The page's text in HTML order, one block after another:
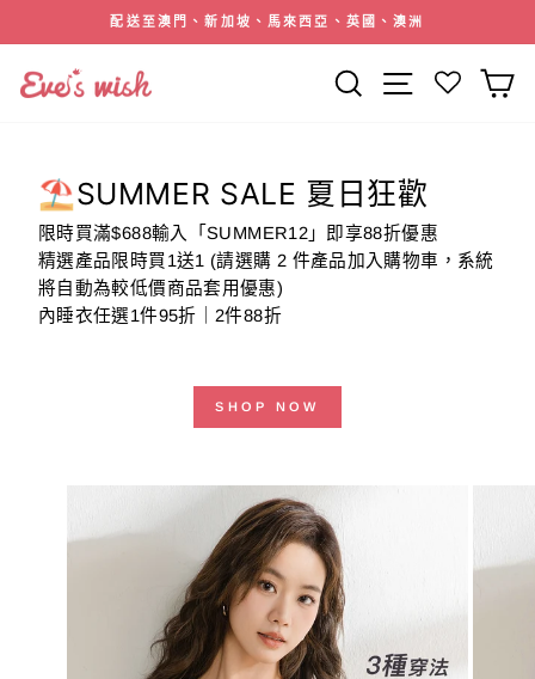
暫
註冊會員即送2000積分(價值HK＄20)
搜索 網站導航
⛱️SUMMER SALE 夏日狂歡
限時買滿$688輸入「SUMMER12」即享88折優惠
精選產品限時買1送1 (請選購 2 件產品加入購物車，系統
將自動為較低價商品套用優惠)
內睡衣任選1件95折｜2件88折
SHOP NOW